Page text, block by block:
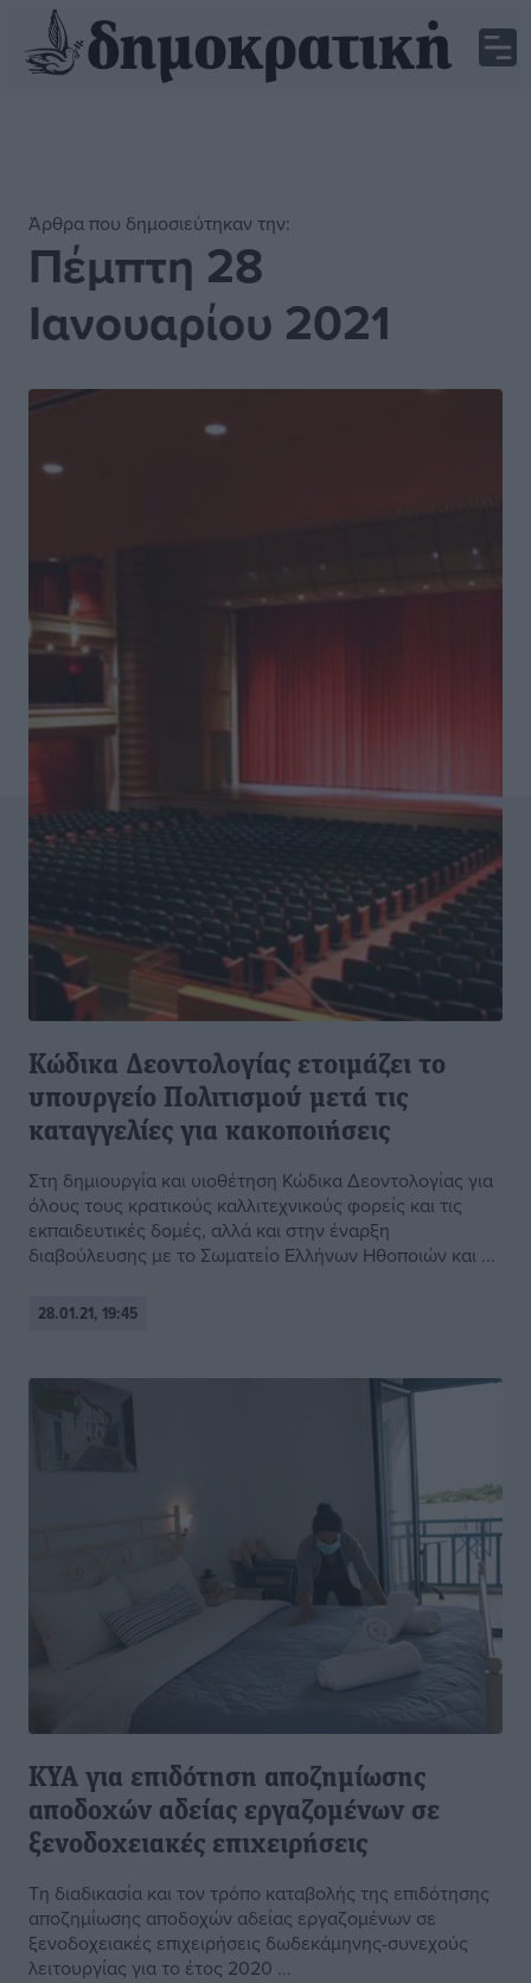
Άρθρα που δημοσιεύτηκαν την:
Πέμπτη 28
Ιανουαρίου 2021
Κώδικα Δεοντολογίας ετοιμάζει το
υπουργείο Πολιτισμού μετά τις
καταγγελίες για κακοποιήσεις
Στη δημιουργία και υιοθέτηση Κώδικα Δεοντολογίας για
όλους τους κρατικούς καλλιτεχνικούς φορείς και τις
εκπαιδευτικές δομές, αλλά και στην έναρξη
διαβούλευσης με το Σωματείο Ελλήνων Ηθοποιών και ...
28.01.21, 19:45
ΚΥΑ για επιδότηση αποζημίωσης
αποδοχών αδείας εργαζομένων σε
ξενοδοχειακές επιχειρήσεις
Τη διαδικασία και τον τρόπο καταβολής της επιδότησης
αποζημίωσης αποδοχών αδείας εργαζομένων σε
ξενοδοχειακές επιχειρήσεις δωδεκάμηνης-συνεχούς
λειτουργίας για το έτος 2020 ...